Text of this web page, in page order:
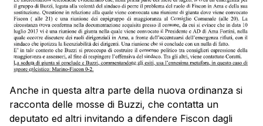
Anche in questa altra parte della nuova ordinanza si
racconta delle mosse di Buzzi, che contatta un
deputato ed altri invitando a difendere Fiscon dagli